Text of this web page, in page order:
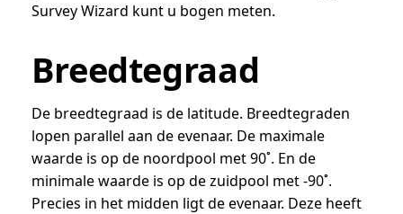
Survey Wizard kunt u bogen meten.
Breedtegraad
De breedtegraad is de latitude. Breedtegraden
lopen parallel aan de evenaar. De maximale
waarde is op de noordpool met 90˚. En de
minimale waarde is op de zuidpool met -90˚.
Precies in het midden ligt de evenaar. Deze heeft